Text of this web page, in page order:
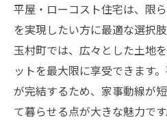
平屋・ローコスト住宅は、限
を実現したい方に最適な選択
玉村町では、広々とした土地
ットを最大限に享受できます
が完結するため、家事動線が
て暮らせる点が大きな魅力です